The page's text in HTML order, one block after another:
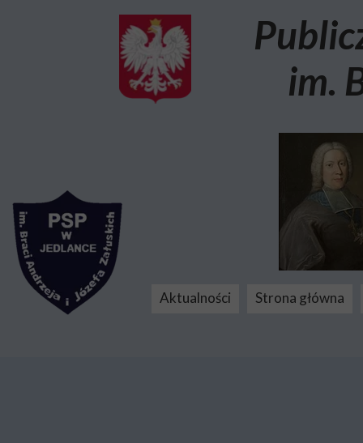
Aktualności Strona główna
im.